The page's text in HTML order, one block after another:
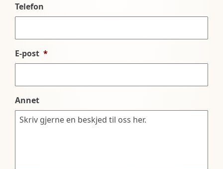
Telefon
E-post *
Annet